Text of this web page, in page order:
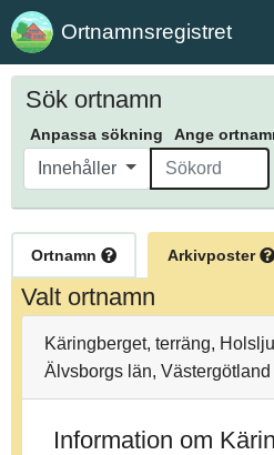
Ortnamnsregistret
Sök ortnamn
Anpassa sökning Ange
Innehåller
Ortnamn Arkivposter
Valt ortnamn
Käringberget, terräng,
Älvsborgs län, Västergötland
Information om